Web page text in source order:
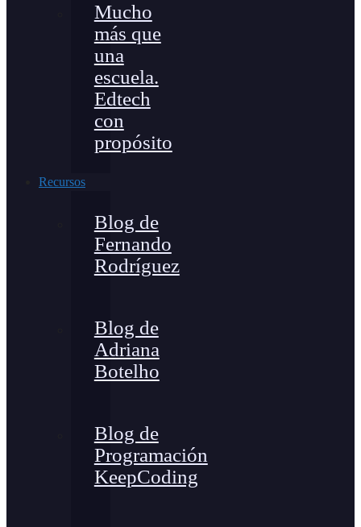
Mucho
más que
una
escuela.
Edtech
con
propósito
Recursos
Blog de
Fernando
Rodríguez
Blog de
Adriana
Botelho
Blog de
Programación
KeepCoding